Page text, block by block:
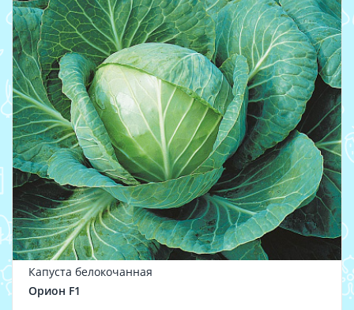
Капуста белокочанная
Орион F1